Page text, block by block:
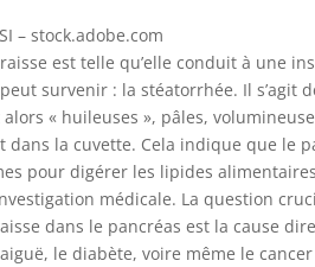
– stock.adobe.com
est telle qu’elle conduit à une
survenir : la stéatorrhée. Il s’agit
« huileuses », pâles,
la cuvette. Cela indique que le
pour digérer les lipides
médicale. La question
dans le pancréas est la cause
le diabète, voire même le cancer